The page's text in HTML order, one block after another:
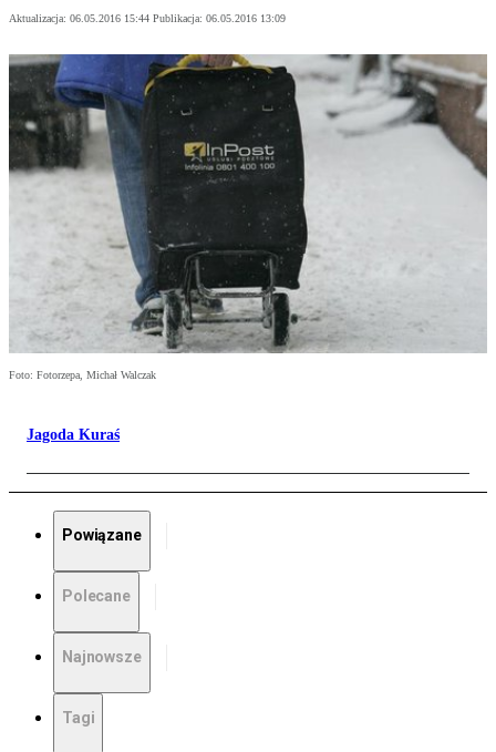
Aktualizacja: 06.05.2016 15:44 Publikacja: 06.05.2016 13:09
Foto: Fotorzepa, Michał Walczak
Jagoda Kuraś
Powiązane
Polecane
Najnowsze
Tagi